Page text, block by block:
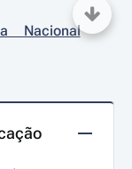
Nacional